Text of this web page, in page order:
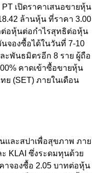
เปิดราคาเสนอขายหุ้น
ล้านหุ้น ที่ราคา 3.00
อหุ้นต่อกำไรสุทธิต่อหุ้น
นจองซื้อได้ในวันที่ 7-10
ะพันธมิตรอีก 8 ราย ผู้ถือ
คาดเข้าซื้อขายหุ้น
ย (SET) ภายในเดือน
และสปาเพื่อสุขภาพ ภาย
KLAI ซึ่งระดมทุนด้วย
าจองซื้อ 2.05 บาทต่อหุ้น